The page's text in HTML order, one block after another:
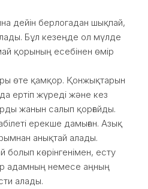
дейін берлогадан шықпай,
Бұл кезеңде ол мүлде
қорының есебінен өмір
өте қамқор. Қонжықтарын
ертіп жүреді және кез
жанын салып қорғайды.
ерекше дамыған. Азық
анықтай алады.
болып көрінгенімен, есту
адамның немесе аңның
алады.